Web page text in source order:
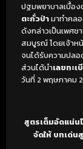
ปฐมพยาบาลเบื้อ
ตะกั่วป่ามาทำคล
ดังกล่าวเป็นเพศช
สมบูรณ์ โดยเจ้าห
จนได้รับความปล
ส่วนได้นำเลขทะ
วันที่ 2 พฤษภาคม
สูตรเต็มอัดแน่น
จัดให้ บทเด่